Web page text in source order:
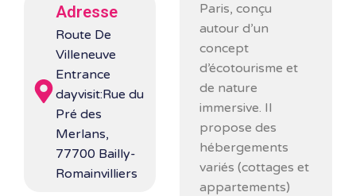
Adresse
Route De
Villeneuve
Entrance
dayvisit:Rue du
Pré des
Merlans,
77700 Bailly-
Romainvilliers
Paris, conçu
autour d’un
concept
d’écotourisme et
de nature
immersive. Il
propose des
hébergements
variés (cottages et
appartements)